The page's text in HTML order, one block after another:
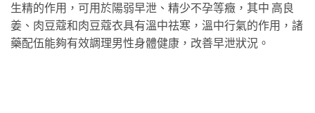
生精的作用，可用於陽弱早泄、精少不孕等癥，其中 高良
姜、肉豆蔻和肉豆蔻衣具有溫中祛寒，溫中行氣的作用，諸
藥配伍能夠有效調理男性身體健康，改善早泄狀況。